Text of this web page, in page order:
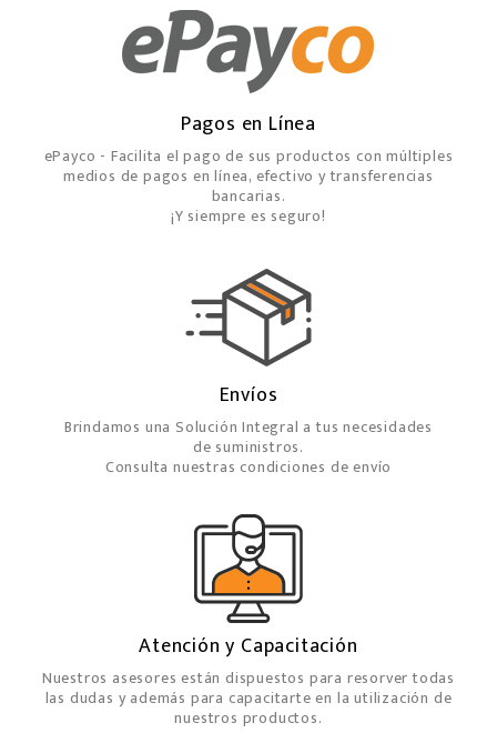
Pagos en Línea
ePayco - Facilita el pago de sus productos con múltiples
medios de pagos en línea, efectivo y transferencias
bancarias.
¡Y siempre es seguro!
Envíos
Brindamos una Solución Integral a tus necesidades
de suministros.
Consulta nuestras condiciones de envío
Atención y Capacitación
Nuestros asesores están dispuestos para resorver todas
las dudas y además para capacitarte en la utilización de
nuestros productos.